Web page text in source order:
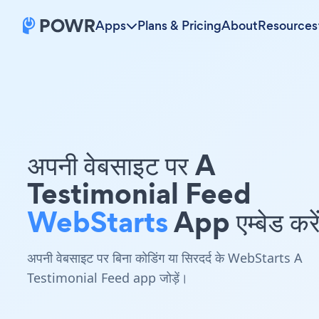
Apps Plans & PricingAboutResources
अपनी वेबसाइट पर A
Testimonial Feed
WebStartsApp एम्बेड
अपनी वेबसाइट पर बिना कोडिंग या सिरदर्द के WebStarts A
Testimonial Feed app जोड़ें।